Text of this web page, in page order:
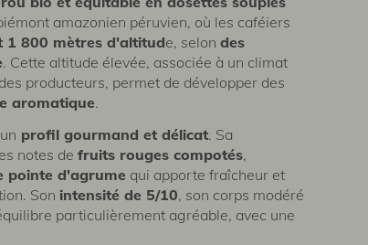
amazonien péruvien, où les caféiers
1 800 mètres d'altitude, selondes
. Cette altitude élevée, associée à un climat
producteurs, permet de développer des
aromatique.
profil gourmand et délicat. Sa
notes defruits rouges compotés,
pointe d'agrume qui apporte fraîcheur et
Son intensité de 5/10, son corps modéré
particulièrement agréable, avec une